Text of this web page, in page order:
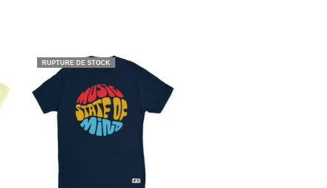
RUPTURE DE STOCK